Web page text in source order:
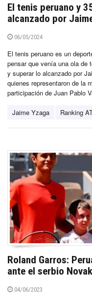
El tenis peruano y
alcanzado por
06/05/2024
El tenis peruano es un
pensar que venía una ola de
y superar lo alcanzado por
quienes representaron de la
participación de Juan Pablo
Jaime Yzaga Ranking
Roland Garros:
ante el serbio
04/06/2023